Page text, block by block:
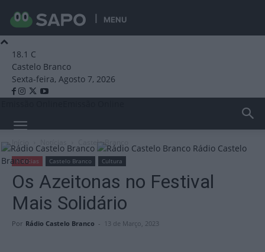
MENU
18.1 C
Castelo Branco
Sexta-feira, Agosto 7, 2026
Rádio Castelo
Branco
Castelo Branco
Notícias Castelo Branco Cultura
Os Azeitonas no Festival
Mais Solidário
Por Rádio Castelo Branco - 13 de Março, 2023